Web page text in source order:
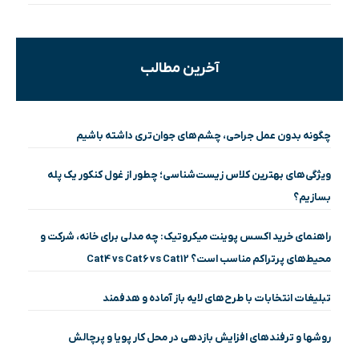
آخرین مطالب
چگونه بدون عمل جراحی، چشم‌های جوان‌تری داشته باشیم
ویژگی‌های بهترین کلاس زیست‌شناسی؛ چطور از غول کنکور یک پله
بسازیم؟
راهنمای خرید اکسس پوینت میکروتیک: چه مدلی برای خانه، شرکت و
محیط‌های پرتراکم مناسب است؟ Cat4 vs Cat6 vs Cat12
تبلیغات انتخابات با طرح‌های لایه باز آماده و هدفمند
روشها و ترفندهای افزایش بازدهی در محل کار پویا و پرچالش